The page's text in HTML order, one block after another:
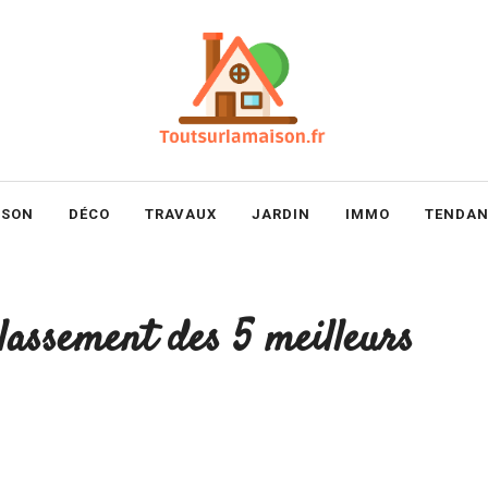
DÉCO TRAVAUX JARDIN IMMO
des 5 meilleurs